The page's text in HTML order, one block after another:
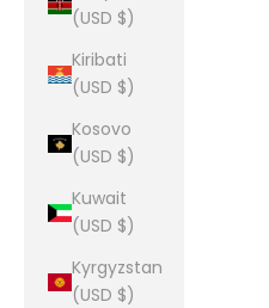
(USD $)
Kiribati
(USD $)
Kosovo
(USD $)
Kuwait
(USD $)
Kyrgyzstan
(USD $)